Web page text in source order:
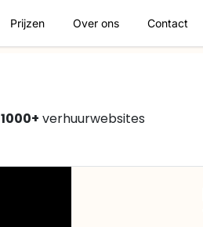
Prijzen Over ons Contact
1000+ verhuurwebsites